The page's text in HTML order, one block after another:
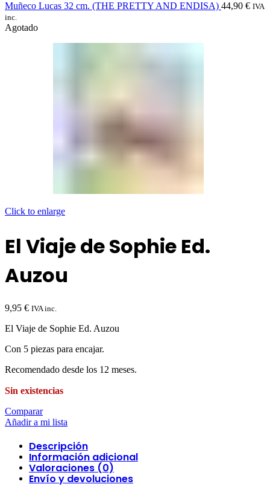
Muñeco Lucas 32 cm. (THE PRETTY AND ENDISA) 44,90 € IVA
inc.
Agotado
Click to enlarge
El Viaje de Sophie Ed.
Auzou
9,95 € IVA inc.
El Viaje de Sophie Ed. Auzou
Con 5 piezas para encajar.
Recomendado desde los 12 meses.
Sin existencias
Comparar
Añadir a mi lista
Descripción
Información adicional
Valoraciones (0)
Envío y devoluciones